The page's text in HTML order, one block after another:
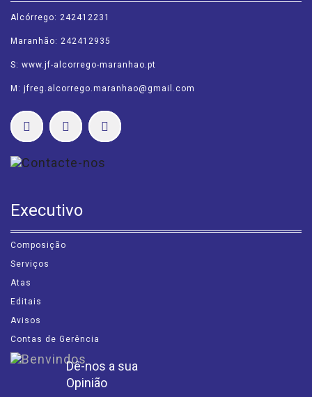
Alcórrego: 242412231
Maranhão: 242412935
S: www.jf-alcorrego-maranhao.pt
M: jfreg.alcorrego.maranhao@gmail.com
Executivo
Composição
Serviços
Atas
Editais
Avisos
Contas de Gerência
Dê-nos a sua
Opinião